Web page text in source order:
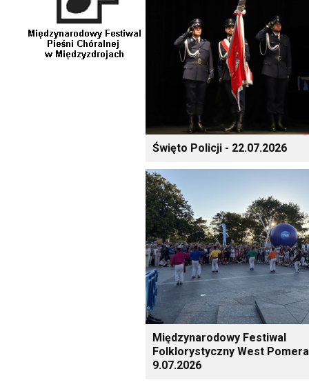
Święto Policji - 22.07.2026
Międzynarodowy Festiwal
Folklorystyczny West
9.07.2026